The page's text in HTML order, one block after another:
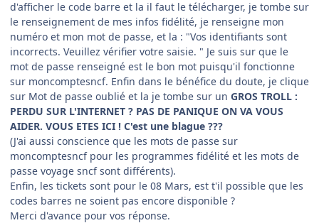
d'afficher le code barre et la il faut le télécharger, je tombe sur
le renseignement de mes infos fidélité, je renseigne mon
numéro et mon mot de passe, et la : "Vos identifiants sont
incorrects. Veuillez vérifier votre saisie. " Je suis sur que le
mot de passe renseigné est le bon mot puisqu'il fonctionne
sur moncomptesncf. Enfin dans le bénéfice du doute, je clique
sur Mot de passe oublié et la je tombe sur un GROS TROLL :
PERDU SUR L'INTERNET ? PAS DE PANIQUE ON VA VOUS
AIDER. VOUS ETES ICI ! C'est une blague ???
(J'ai aussi conscience que les mots de passe sur
moncomptesncf pour les programmes fidélité et les mots de
passe voyage sncf sont différents).
Enfin, les tickets sont pour le 08 Mars, est t'il possible que les
codes barres ne soient pas encore disponible ?
Merci d'avance pour vos réponse.